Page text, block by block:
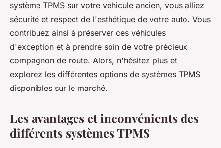
système TPMS sur votre véhicule ancien, vous alliez
sécurité et respect de l'esthétique de votre auto. Vous
contribuez ainsi à préserver ces véhicules
d'exception et à prendre soin de votre précieux
compagnon de route. Alors, n'hésitez plus et
explorez les différentes options de systèmes TPMS
disponibles sur le marché.
Les avantages et inconvénients des
différents systèmes TPMS